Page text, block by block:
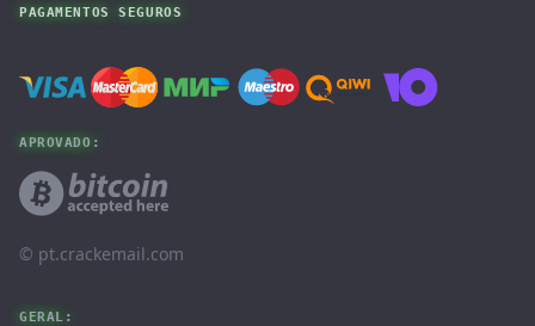
PAGAMENTOS SEGUROS
APROVADO:
© ‌pt.crackemail.com
GERAL: